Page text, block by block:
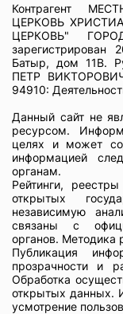
Контрагент
ЦЕРКОВЬ
ЦЕРКОВЬ"
Батыр, дом 11В.
ПЕТР
94910:
Данный сайт не
ресурсом.
целях и может
информацией
органам.
Рейтинги,
открытых
независимую
связаны с
органов. Методика
Публикация
прозрачности и
Обработка
открытых данных.
усмотрение